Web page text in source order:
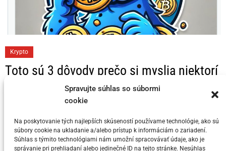
Spravujte súhlas so súbormi
cookie
Na poskytovanie tých najlepších skúseností používame technológie, ako sú
súbory cookie na ukladanie a/alebo prístup k informáciám o zariadení.
Súhlas s týmito technológiami nám umožní spracovávať údaje, ako je
správanie pri prehliadaní alebo jedinečné ID na tejto stránke. Nesúhlas
a
Krypto
Toto sú 3 dôvody prečo si myslia niektorí
KRYPTO Analytici, že Bitcoin dosahuje
svoj vrchol v tomto cykle
Posted on5. júla 2024 bymeny.sk